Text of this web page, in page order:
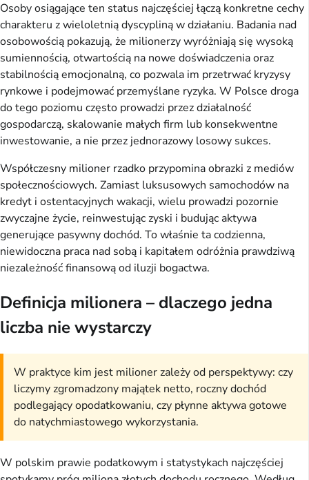
Osoby osiągające ten status najczęściej łączą konkretne cechy
charakteru z wieloletnią dyscypliną w działaniu. Badania nad
osobowością pokazują, że milionerzy wyróżniają się wysoką
sumiennością, otwartością na nowe doświadczenia oraz
stabilnością emocjonalną, co pozwala im przetrwać kryzysy
rynkowe i podejmować przemyślane ryzyka. W Polsce droga
do tego poziomu często prowadzi przez działalność
gospodarczą, skalowanie małych firm lub konsekwentne
inwestowanie, a nie przez jednorazowy losowy sukces.
Współczesny milioner rzadko przypomina obrazki z mediów
społecznościowych. Zamiast luksusowych samochodów na
kredyt i ostentacyjnych wakacji, wielu prowadzi pozornie
zwyczajne życie, reinwestując zyski i budując aktywa
generujące pasywny dochód. To właśnie ta codzienna,
niewidoczna praca nad sobą i kapitałem odróżnia prawdziwą
niezależność finansową od iluzji bogactwa.
Definicja milionera – dlaczego jedna
liczba nie wystarczy
W praktyce kim jest milioner zależy od perspektywy: czy
liczymy zgromadzony majątek netto, roczny dochód
podlegający opodatkowaniu, czy płynne aktywa gotowe
do natychmiastowego wykorzystania.
W polskim prawie podatkowym i statystykach najczęściej